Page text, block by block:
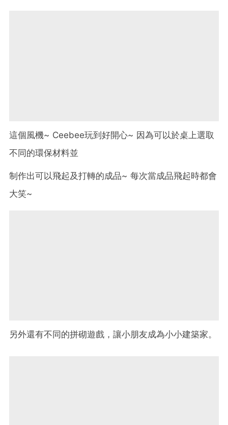
這個風機~ Ceebee玩到好開心~ 因為可以於桌上選取
不同的環保材料並
制作出可以飛起及打轉的成品~ 每次當成品飛起時都會
大笑~
另外還有不同的拼砌遊戲，讓小朋友成為小小建築家。